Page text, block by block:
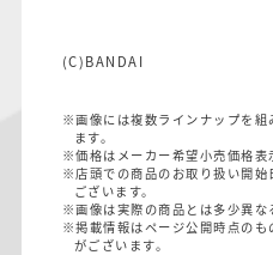
(C)BANDAI
※画像には複数ラインナップを組
ます。
※価格はメーカー希望小売価格表
※店頭での商品のお取り扱い開始
ございます。
※画像は実際の商品とは多少異な
※掲載情報はページ公開時点のも
がございます。